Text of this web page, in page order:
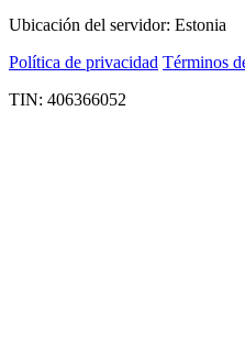
Ubicación del servidor: Estonia
Política de privacidad Términos
TIN: 406366052